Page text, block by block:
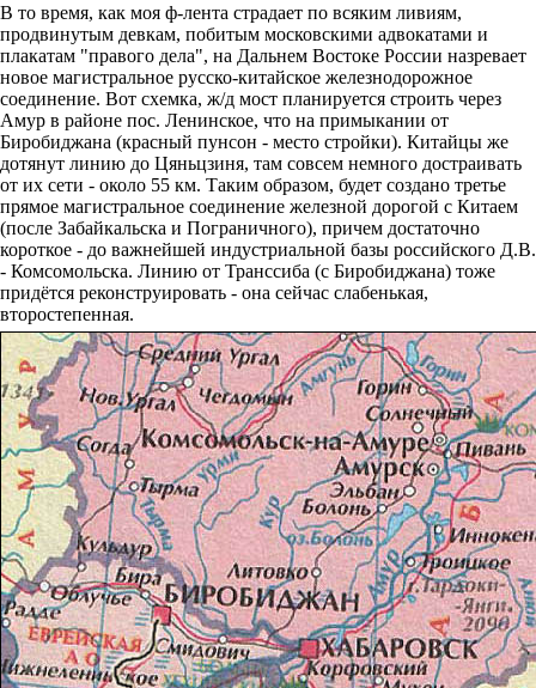
В то время, как моя ф-лента страдает по всяким ливиям,
продвинутым девкам, побитым московскими адвокатами и
плакатам "правого дела", на Дальнем Востоке России назревает
новое магистральное русско-китайское железнодорожное
соединение. Вот схемка, ж/д мост планируется строить через
Амур в районе пос. Ленинское, что на примыкании от
Биробиджана (красный пунсон - место стройки). Китайцы же
дотянут линию до Цяньцзиня, там совсем немного достраивать
от их сети - около 55 км. Таким образом, будет создано третье
прямое магистральное соединение железной дорогой с Китаем
(после Забайкальска и Пограничного), причем достаточно
короткое - до важнейшей индустриальной базы российского Д.В.
- Комсомольска. Линию от Транссиба (с Биробиджана) тоже
придётся реконструировать - она сейчас слабенькая,
второстепенная.